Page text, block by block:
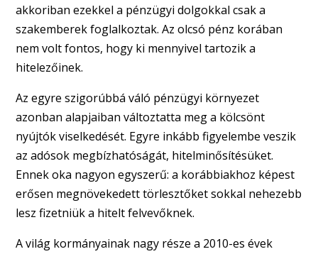
akkoriban ezekkel a pénzügyi dolgokkal csak a
szakemberek foglalkoztak. Az olcsó pénz korában
nem volt fontos, hogy ki mennyivel tartozik a
hitelezőinek.
Az egyre szigorúbbá váló pénzügyi környezet
azonban alapjaiban változtatta meg a kölcsönt
nyújtók viselkedését. Egyre inkább figyelembe veszik
az adósok megbízhatóságát, hitelminősítésüket.
Ennek oka nagyon egyszerű: a korábbiakhoz képest
erősen megnövekedett törlesztőket sokkal nehezebb
lesz fizetniük a hitelt felvevőknek.
A világ kormányainak nagy része a 2010-es évek